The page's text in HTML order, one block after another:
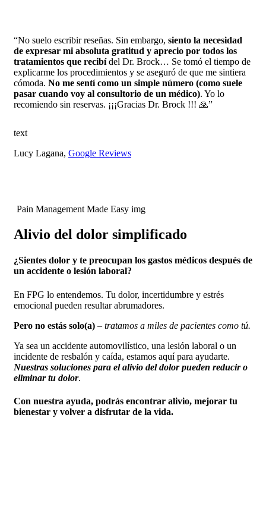
“No suelo escribir reseñas. Sin embargo, siento la necesidad
de expresar mi absoluta gratitud y aprecio por todos los
tratamientos que recibídel Dr. Brock… Se tomó el tiempo de
explicarme los procedimientos y se aseguró de que me sintiera
cómoda. No me sentí como un simple número (como suele
pasar cuando voy al consultorio de un médico). Yo lo
recomiendo sin reservas. ¡¡¡Gracias Dr. Brock !!! 🙏”
text
Lucy Lagana, Google Reviews
Pain Management Made Easy img
Alivio del dolor simplificado
¿Sientes dolor y te preocupan los gastos médicos después de
un accidente o lesión laboral?
En FPG lo entendemos. Tu dolor, incertidumbre y estrés
emocional pueden resultar abrumadores.
Pero no estás solo(a) – tratamos a miles de pacientes como tú.
Ya sea un accidente automovilístico, una lesión laboral o un
incidente de resbalón y caída, estamos aquí para ayudarte.
Nuestras soluciones para el alivio del dolor pueden reducir o
eliminar tu dolor.
Con nuestra ayuda, podrás encontrar alivio, mejorar tu
bienestar y volver a disfrutar de la vida.